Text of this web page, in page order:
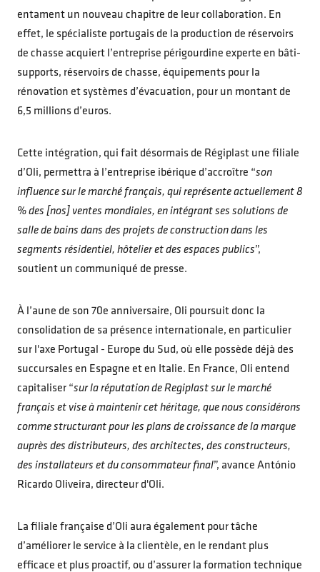
entament un nouveau chapitre de leur collaboration. En
effet, le spécialiste portugais de la production de réservoirs
de chasse acquiert l’entreprise périgourdine experte en bâti-
supports, réservoirs de chasse, équipements pour la
rénovation et systèmes d’évacuation, pour un montant de
6,5 millions d’euros.
Cette intégration, qui fait désormais de Régiplast une filiale
d’Oli, permettra à l’entreprise ibérique d’accroître “son
influence sur le marché français, qui représente actuellement 8
% des [nos] ventes mondiales, en intégrant ses solutions de
salle de bains dans des projets de construction dans les
segments résidentiel, hôtelier et des espaces publics”,
soutient un communiqué de presse.
À l’aune de son 70e anniversaire, Oli poursuit donc la
consolidation de sa présence internationale, en particulier
sur l'axe Portugal - Europe du Sud, où elle possède déjà des
succursales en Espagne et en Italie. En France, Oli entend
capitaliser “sur la réputation de Regiplast sur le marché
français et vise à maintenir cet héritage, que nous considérons
comme structurant pour les plans de croissance de la marque
auprès des distributeurs, des architectes, des constructeurs,
des installateurs et du consommateur final”, avance António
Ricardo Oliveira, directeur d'Oli.
La filiale française d’Oli aura également pour tâche
d’améliorer le service à la clientèle, en le rendant plus
efficace et plus proactif, ou d’assurer la formation technique